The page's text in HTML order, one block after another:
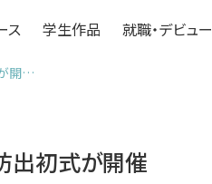
ス 学生作品 就職・デビュー
開…
出初式が開催